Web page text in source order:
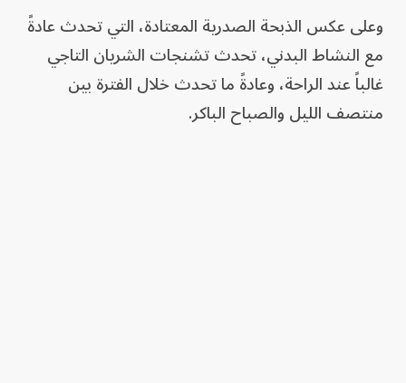
وعلى عكس الذبحة الصدرية المعتادة، التي تحدث عادةً
مع النشاط البدني، تحدث تشنجات الشريان التاجي
غالباً عند الراحة، وعادةً ما تحدث خلال الفترة بين
منتصف الليل والصباح الباكر.